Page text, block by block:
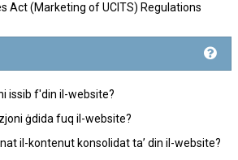
Act (Marketing of UCITS) Regulations
issib f'din il-website?
ġdida fuq il-website?
il-kontenut konsolidat ta’ din il-website?